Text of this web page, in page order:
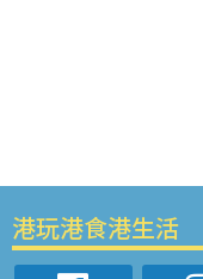
港玩港食港生活